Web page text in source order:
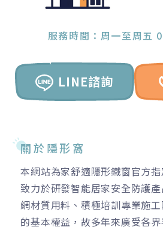
關於隱形窩
本網站為家舒適隱形鐵窗官方
致力於研發智能居家安全防護
網材質用料、積極培訓專業施
的基本權益，故多年來廣受各界
服務時間：周一至周五
LINE諮詢